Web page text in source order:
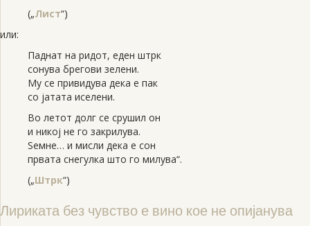
(„Лист“)
или:
Паднат на ридот, еден штрк
сонува брегови зелени.
Му се привидува дека е пак
со јатата иселени.
Во летот долг се срушил он
и никој не го закрилува.
Sемне… и мисли дека е сон
првата снегулка што го милува“.
(„Штрк“)
Лириката без чувство е вино кое не опијанува